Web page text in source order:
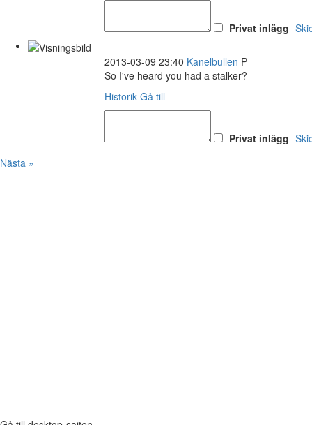
Privat inlägg
2013-03-09 23:40 Kanelbullen P
So I've heard you had a stalker?
Historik Gå till
Privat inlägg
Nästa »